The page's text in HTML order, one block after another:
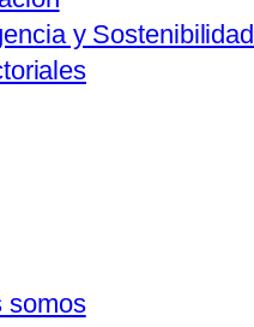
y Sostenibilidad
somos